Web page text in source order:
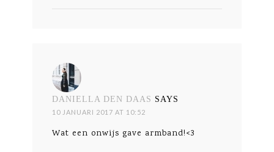
DANIELLA DEN DAAS SAYS
10 JANUARI 2017 AT 10:52
Wat een onwijs gave armband!<3